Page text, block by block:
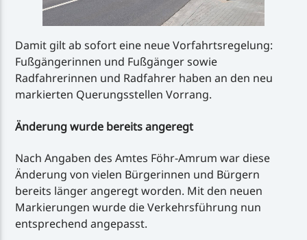
Damit gilt ab sofort eine neue Vorfahrtsregelung:
Fußgängerinnen und Fußgänger sowie
Radfahrerinnen und Radfahrer haben an den neu
markierten Querungsstellen Vorrang.
Änderung wurde bereits angeregt
Nach Angaben des Amtes Föhr-Amrum war diese
Änderung von vielen Bürgerinnen und Bürgern
bereits länger angeregt worden. Mit den neuen
Markierungen wurde die Verkehrsführung nun
entsprechend angepasst.